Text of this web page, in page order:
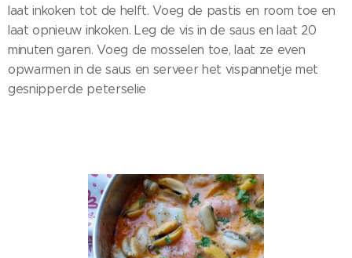
laat inkoken tot de helft. Voeg de pastis en room toe en
laat opnieuw inkoken. Leg de vis in de saus en laat 20
minuten garen. Voeg de mosselen toe, laat ze even
opwarmen in de saus en serveer het vispannetje met
gesnipperde peterselie